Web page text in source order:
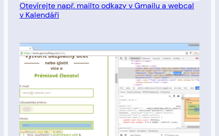
Otevírejte např. mailto odkazy v Gmailu a webcal
v Kalendáři